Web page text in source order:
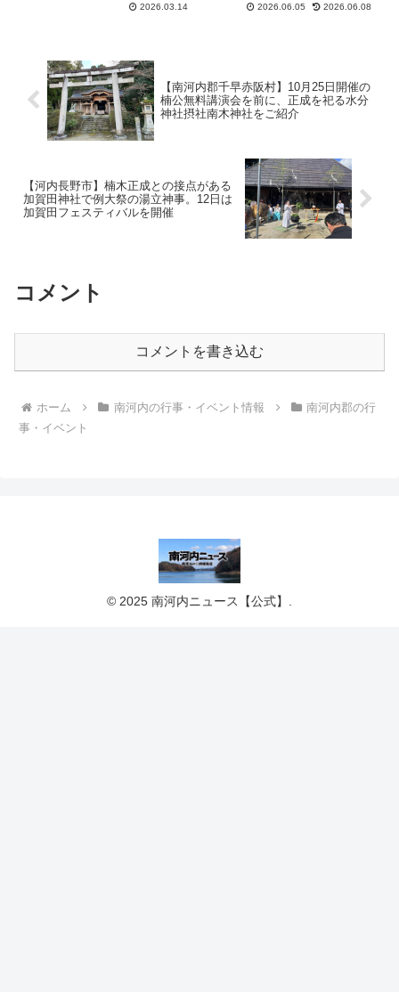
14（土）、3月22（日）、3月28
2026.03.14
民票がコンビニで取得できるな
2026.06.05 2026.06.08
【南河内郡千早赤阪村】10月25日開催の
楠公無料講演会を前に、正成を祀る水分
神社摂社南木神社をご紹介
【河内長野市】楠木正成との接点がある
加賀田神社で例大祭の湯立神事。12日は
加賀田フェスティバルを開催
コメント
コメントを書き込む
ホーム 南河内の行事・イベント情報
南河内郡の行
事・イベント
© 2025 南河内ニュース【公式】.